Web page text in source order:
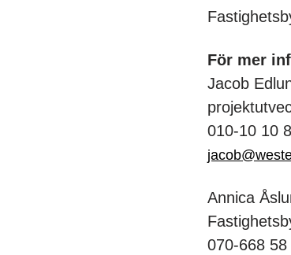
För mer
Jacob
010-10 10
Annica
070-668 58